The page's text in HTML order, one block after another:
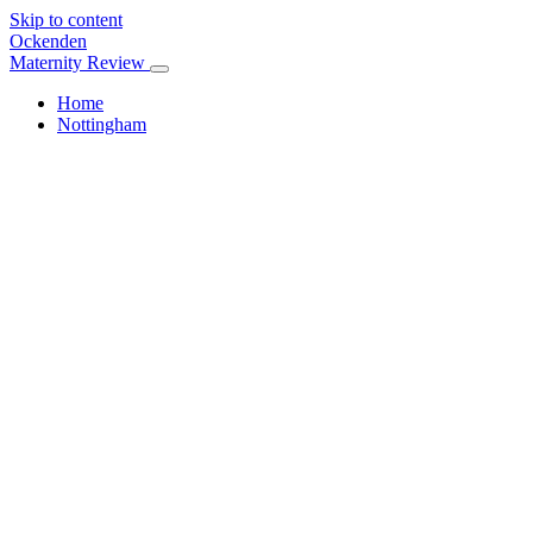
Skip to content
Ockenden
Maternity Review
Home
Nottingham